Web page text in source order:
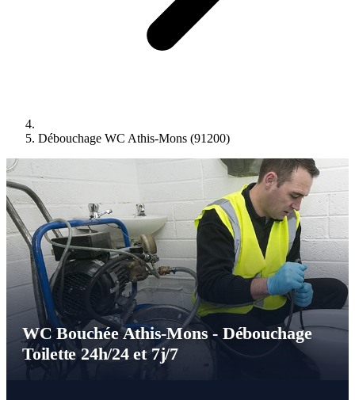
Débouchage WC Athis-Mons (91200)
WC Bouchée Athis-Mons - Débouchage
Toilette 24h/24 et 7j/7